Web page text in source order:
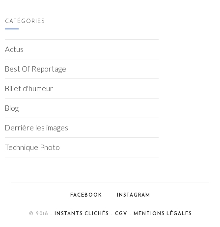
CATÉGORIES
Actus
Best Of Reportage
Billet d'humeur
Blog
Derrière les images
Technique Photo
FACEBOOK INSTAGRAM
© 2018 - INSTANTS CLICHÉS - CGV - MENTIONS LÉGALES